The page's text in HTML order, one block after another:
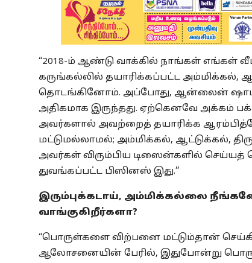
‘‘2018-ம் ஆண்டு வாக்கில் நாங்கள் எங்கள்
கருங்கல்லில் தயாரிக்கப்பட்ட அம்மிக்கல்,
தொடங்கினோம். அப்போது, ஆன்லைன்
அதிகமாக இருந்தது. ஏற்கெனவே அக்கம்
அவர்களால் அவற்றைத் தயாரிக்க
மட்டுமல்லாமல்; அம்மிக்கல், ஆட்டுக்கல்,
அவர்கள் விரும்பிய டிஸைன்களில் செய்யத்
துவங்கப்பட்ட பிஸினஸ் இது.’’
இரும்புக்கடாய், அம்மிக்கல்லை
வாங்குகிறீர்களா?
‘‘பொருள்களை விற்பனை மட்டும்தான்
ஆலோசனையின் பேரில், இதுபோன்று